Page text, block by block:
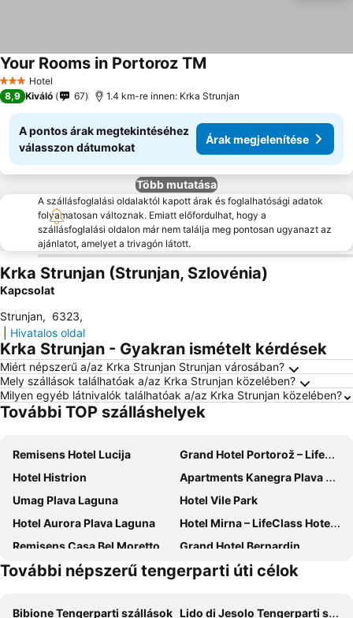
3 Kategória
Hotel
Your Rooms in Portoroz TM
8,9 Kiváló 67 1.4 km-re innen: Krka Strunjan
A pontos árak megtekintéséhez
válasszon dátumokat
Árak megjelenítése
Több mutatása
A szállásfoglalási oldalaktól kapott árak és foglalhatósági adatok
folyamatosan változnak. Emiatt előfordulhat, hogy a
szállásfoglalási oldalon már nem találja meg pontosan ugyanazt az
ajánlatot, amelyet a trivagón látott.
Krka Strunjan (Strunjan, Szlovénia)
Kapcsolat
Strunjan, 6323,
Hivatalos oldal
Krka Strunjan - Gyakran ismételt kérdések
Miért népszerű a/az Krka Strunjan Strunjan városában?
Mely szállások találhatóak a/az Krka Strunjan közelében?
Milyen egyéb látnivalók találhatóak a/az Krka Strunjan közelében?
További TOP szálláshelyek
Remisens Hotel Lucija
Grand Hotel Portorož – LifeClass Hotels & Spa, Portorož
Hotel Histrion
Apartments Kanegra Plava Laguna
Umag Plava Laguna
Hotel Vile Park
Hotel Aurora Plava Laguna
Hotel Mirna – LifeClass Hotels & Spa, Portorož
Remisens Casa Bel Moretto, Annexe
Grand Hotel Bernardin
Wellness Hotel Apollo - LifeClass Hotels & Spa, Portorož
Hotel Marko
Hotel Neptun – Lifeclass Hotels & Spa, Portorož
Hotel Riviera - LifeClass Hotels & Spa, Portorož
További népszerű tengerparti úti célok
Bibione Tengerparti szállások Lido di Jesolo Tengerparti szállások